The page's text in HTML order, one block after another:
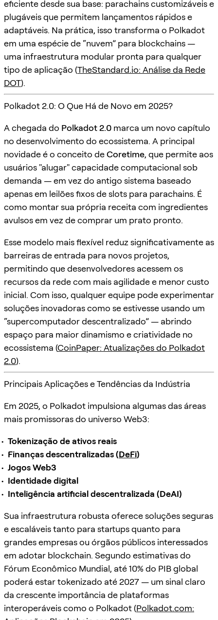
eficiente desde sua base: parachains customizáveis e
plugáveis que permitem lançamentos rápidos e
adaptáveis. Na prática, isso transforma o Polkadot
em uma espécie de “nuvem” para blockchains —
uma infraestrutura modular pronta para qualquer
tipo de aplicação (TheStandard.io: Análise da Rede
DOT).
Polkadot 2.0: O Que Há de Novo em 2025?
A chegada do Polkadot 2.0 marca um novo capítulo
no desenvolvimento do ecossistema. A principal
novidade é o conceito deCoretime, que permite aos
usuários "alugar" capacidade computacional sob
demanda — em vez do antigo sistema baseado
apenas em leilões fixos de slots para parachains. É
como montar sua própria receita com ingredientes
avulsos em vez de comprar um prato pronto.
Esse modelo mais flexível reduz significativamente as
barreiras de entrada para novos projetos,
permitindo que desenvolvedores acessem os
recursos da rede com mais agilidade e menor custo
inicial. Com isso, qualquer equipe pode experimentar
soluções inovadoras como se estivesse usando um
“supercomputador descentralizado” — abrindo
espaço para maior dinamismo e criatividade no
ecossistema (CoinPaper: Atualizações do Polkadot
2.0).
Principais Aplicações e Tendências da Indústria
Em 2025, o Polkadot impulsiona algumas das áreas
mais promissoras do universo Web3:
Tokenização de ativos reais
Finanças descentralizadas (DeFi)
Jogos Web3
Identidade digital
Inteligência artificial descentralizada (DeAI)
Sua infraestrutura robusta oferece soluções seguras
e escaláveis tanto para startups quanto para
grandes empresas ou órgãos públicos interessados
em adotar blockchain. Segundo estimativas do
Fórum Econômico Mundial, até 10% do PIB global
poderá estar tokenizado até 2027 — um sinal claro
da crescente importância de plataformas
interoperáveis como o Polkadot (Polkadot.com: